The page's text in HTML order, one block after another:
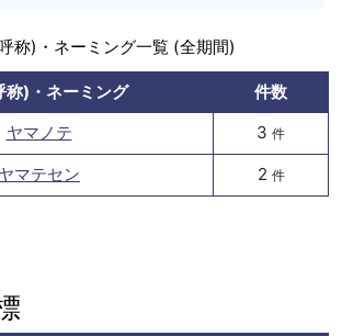
称)・ネーミング一覧 (全期間)
称)・ネーミング
件数
ヤマノテ
3 件
ヤマテセン 2 件